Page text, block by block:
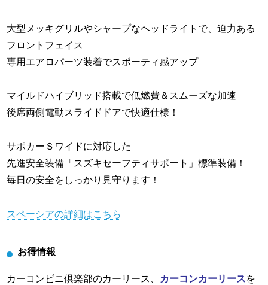
大型メッキグリルやシャープなヘッドライトで、迫力ある
フロントフェイス
専用エアロパーツ装着でスポーティ感アップ
マイルドハイブリッド搭載で低燃費＆スムーズな加速
後席両側電動スライドドアで快適仕様！
サポカーＳワイドに対応した
先進安全装備「スズキセーフティサポート」標準装備！
毎日の安全をしっかり見守ります！
スペーシアの詳細はこちら
お得情報
カーコンビニ倶楽部のカーリース、 カーコンカーリースを